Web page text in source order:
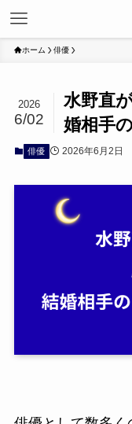
ホーム 俳優
水野直
婚相手
2026
6/02
俳優 2026年6月2日